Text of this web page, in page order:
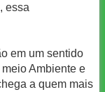
essa
em um sentido
Ambiente e
a quem mais